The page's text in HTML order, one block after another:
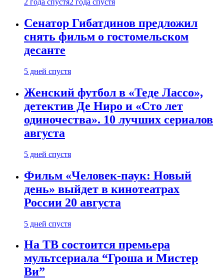
2 года спустя2 года спустя
Сенатор Гибатдинов предложил
снять фильм о гостомельском
десанте
5 дней спустя
Женский футбол в «Теде Лассо»,
детектив Де Ниро и «Сто лет
одиночества». 10 лучших сериалов
августа
5 дней спустя
Фильм «Человек-паук: Новый
день» выйдет в кинотеатрах
России 20 августа
5 дней спустя
На ТВ состоится премьера
мультсериала “Гроша и Мистер
Ви”